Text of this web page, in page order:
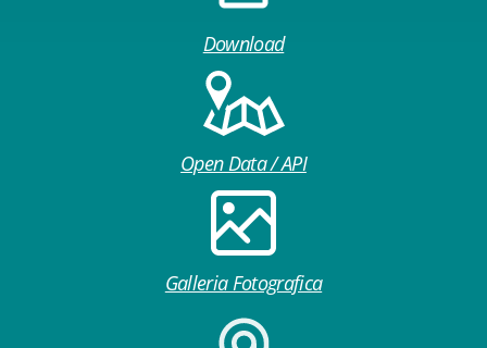
Download
Open Data / API
Galleria Fotografica